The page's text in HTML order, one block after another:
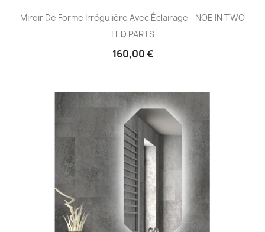
Miroir De Forme Irrégulière Avec Éclairage - NOE IN TWO
LED PARTS
160,00 €